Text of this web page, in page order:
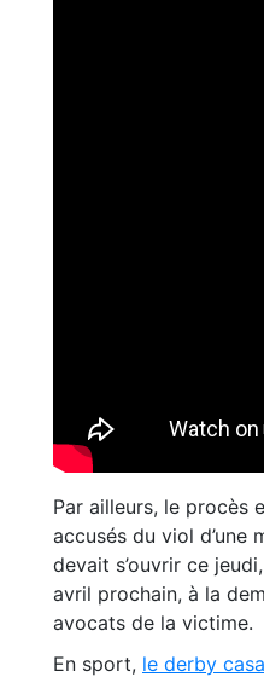
Par ailleurs, le procès
accusés du viol d’une
devait s’ouvrir ce
avril prochain, à la
avocats de la victime.
En sport, le derby